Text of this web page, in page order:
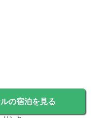
の宿泊を見る